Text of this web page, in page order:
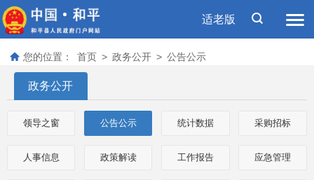
适老版
您的位置： 首页 > 政务公开 > 公告公示
政务公开
领导之窗 公告公示 统计数据 采购招标
人事信息 政策解读 工作报告 应急管理